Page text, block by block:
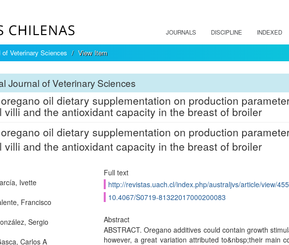
JOURNALS DISCIPLINE INDEXED
Veterinary Sciences View Item
Journal of Veterinary Sciences
oil dietary supplementation on production
villi and the antioxidant capacity in the breast of broiler
oil dietary supplementation on production
villi and the antioxidant capacity in the breast of broiler
Ivette
Francisco
Sergio
Carlos A
Full text
http://revistas.uach.cl/index.php/australjvs/article/view/455
10.4067/S0719-81322017000200083
Abstract
ABSTRACT. Oregano additives could contain growth
however, a great variation attributed to&nbsp;their main